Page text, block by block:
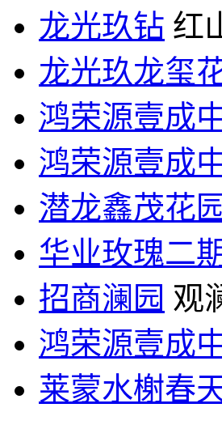
龙光玖钻 红
龙光玖龙玺
鸿荣源壹成
鸿荣源壹成
潜龙鑫茂花园
华业玫瑰二
招商澜园 观
鸿荣源壹成
莱蒙水榭春